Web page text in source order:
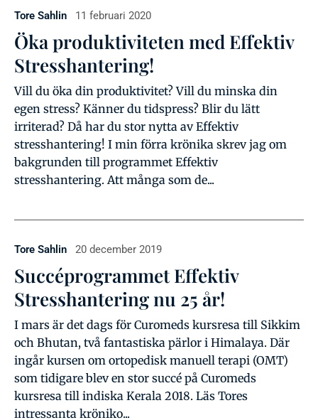
Tore Sahlin 11 februari 2020
Öka produktiviteten med Effektiv
Stresshantering!
Vill du öka din produktivitet? Vill du minska din
egen stress? Känner du tidspress? Blir du lätt
irriterad? Då har du stor nytta av Effektiv
stresshantering! I min förra krönika skrev jag om
bakgrunden till programmet Effektiv
stresshantering. Att många som de...
Tore Sahlin 20 december 2019
Succéprogrammet Effektiv
Stresshantering nu 25 år!
I mars är det dags för Curomeds kursresa till Sikkim
och Bhutan, två fantastiska pärlor i Himalaya. Där
ingår kursen om ortopedisk manuell terapi (OMT)
som tidigare blev en stor succé på Curomeds
kursresa till indiska Kerala 2018. Läs Tores
intressanta kröniko...